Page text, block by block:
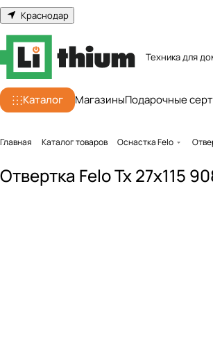
Краснодар
Техника для
Каталог МагазиныПодарочные
Главная Каталог товаров Оснастка Felo
Отвертка Felo Tx 27x115